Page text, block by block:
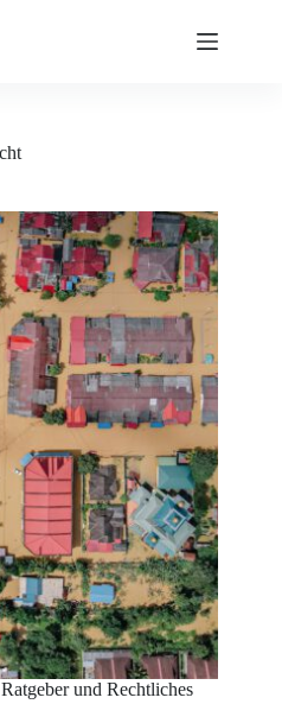
Ratgeber und Rechtliches